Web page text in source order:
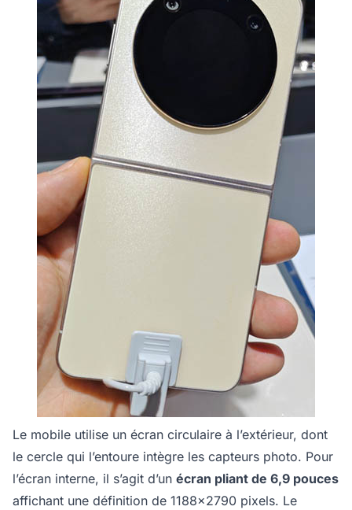
Le mobile utilise un écran circulaire à l’extérieur, dont
le cercle qui l’entoure intègre les capteurs photo. Pour
l’écran interne, il s’agit d’un écran pliant de 6,9 pouces
affichant une définition de 1188x2790 pixels. Le